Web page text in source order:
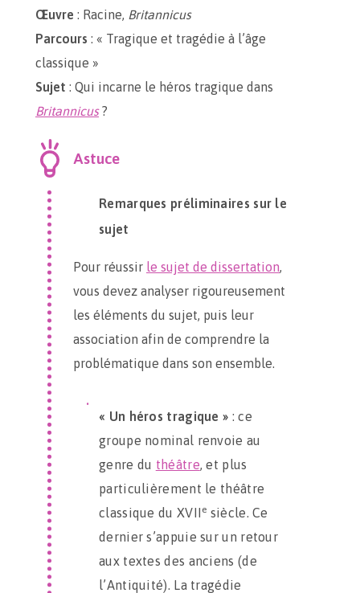
Œuvre : Racine, Britannicus
Parcours : « Tragique et tragédie à l’âge
classique »
Sujet : Qui incarne le héros tragique dans
Britannicus?
Astuce
Remarques préliminaires sur le
sujet
Pour réussir le sujet de dissertation,
vous devez analyser rigoureusement
les éléments du sujet, puis leur
association afin de comprendre la
problématique dans son ensemble.
« Un héros tragique » : ce
groupe nominal renvoie au
genre du théâtre, et plus
particulièrement le théâtre
classique du XVII e siècle. Ce
dernier s’appuie sur un retour
aux textes des anciens (de
l’Antiquité). La tragédie